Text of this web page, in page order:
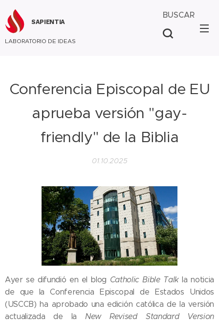
SAPIENTIA
LABORATORIO DE IDEAS
BUSCAR
Conferencia Episcopal de EU
aprueba versión "gay-
friendly" de la Biblia
01.10.2025
Ayer se difundió en el blog Catholic Bible Talk la noticia
de que la Conferencia Episcopal de Estados Unidos
(USCCB) ha aprobado una edición católica de la versión
actualizada de la New Revised Standard Version